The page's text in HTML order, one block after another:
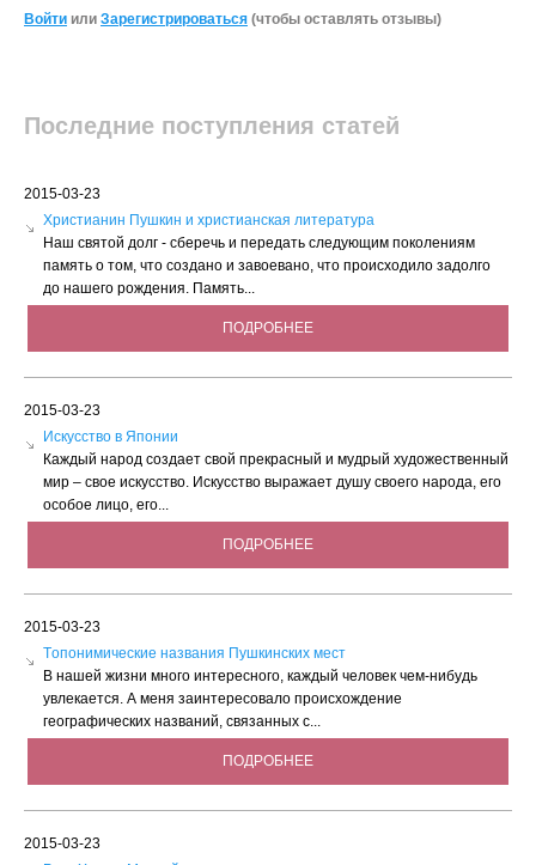
Войти или Зарегистрироваться (чтобы оставлять отзывы)
Последние поступления статей
2015-03-23
Христианин Пушкин и христианская литература
Наш святой долг - сберечь и передать следующим поколениям
память о том, что создано и завоевано, что происходило задолго
до нашего рождения. Память...
ПОДРОБНЕЕ
2015-03-23
Искусство в Японии
Каждый народ создает свой прекрасный и мудрый художественный
мир – свое искусство. Искусство выражает душу своего народа, его
особое лицо, его...
ПОДРОБНЕЕ
2015-03-23
Tопонимические названия Пушкинских мест
В нашей жизни много интересного, каждый человек чем-нибудь
увлекается. А меня заинтересовало происхождение
географических названий, связанных с...
ПОДРОБНЕЕ
2015-03-23